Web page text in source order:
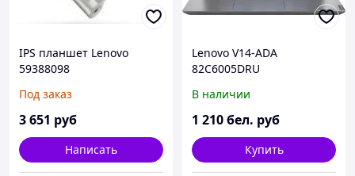
IPS планшет Lenovo
59388098
Под заказ
3 651 руб
Написать
Lenovo V14-ADA
82C6005DRU
В наличии
1 210бел. руб
Купить